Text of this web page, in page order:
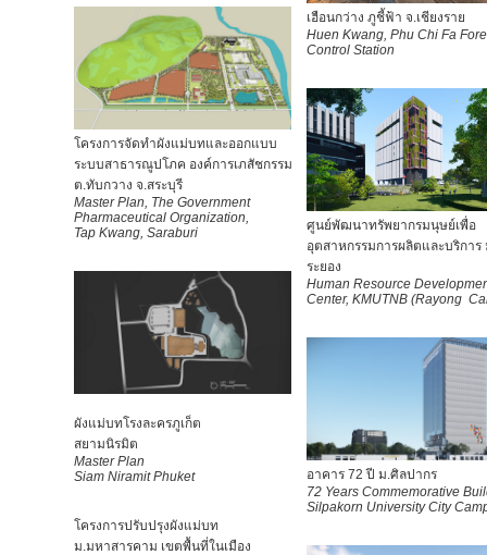
โครงการจัดทำผังแม่บทและออกแบบ
ระบบสาธารณูปโภค องค์การเภสัชกรรม
ต.ทับกวาง จ.สระบุรี
Master Plan, The Government
Pharmaceutical Organization,
Tap Kwang, Saraburi
ผังแม่บทโรงละครภูเก็ต
สยามนิรมิต
Master Plan
Siam Niramit Phuket
โครงการปรับปรุงผังแม่บท
ม.มหาสารคาม เขตพื้นที่ในเมือง
เฮือนกว่าง ภูชี้ฟ้า จ.เชียงราย
Huen Kwang, Phu Chi Fa
Control Station
ศูนย์พัฒนาทรัพยากรมนุษย์เพื่อ
อุตสาหกรรมการผลิตและบริการ
ระยอง
Human Resource
Center, KMUTNB (Rayong
อาคาร 72 ปี ม.ศิลปากร
72 Years Commemorative
Silpakorn University City